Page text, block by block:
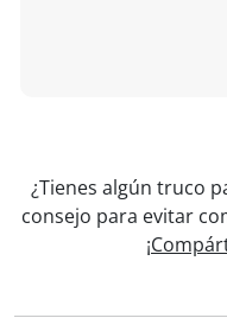
¿Tienes algún truco
consejo para evitar